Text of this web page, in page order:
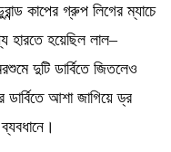
কাপের গ্রুপ লিগের ম্যাচে
হারতে হয়েছিল লাল–
দুটি ডার্বিতে জিতলেও
আশা জাগিয়ে ড্র